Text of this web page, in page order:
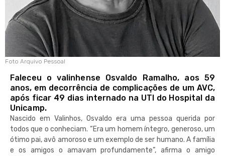
Foto Arquivo Pessoal
Faleceu o valinhense Osvaldo Ramalho, aos 59
anos, em decorrência de complicações de um AVC,
após ficar 49 dias internado na UTI do Hospital da
Unicamp.
Nascido em Valinhos, Osvaldo era uma pessoa querida por
todos que o conheciam. “Era um homem íntegro, generoso, um
ótimo pai, avô amoroso e um exemplo de ser humano. A família
e os amigos o amavam profundamente”, afirma o amigo